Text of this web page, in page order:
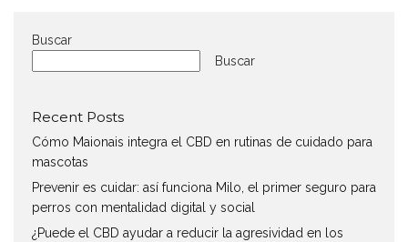
Buscar
Buscar
Recent Posts
Cómo Maionais integra el CBD en rutinas de cuidado para
mascotas
Prevenir es cuidar: así funciona Milo, el primer seguro para
perros con mentalidad digital y social
¿Puede el CBD ayudar a reducir la agresividad en los